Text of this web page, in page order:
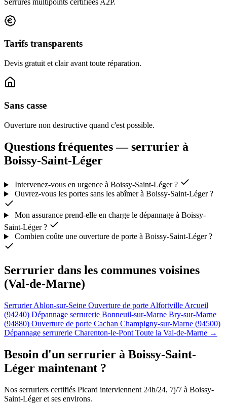
Tarifs transparents
Devis gratuit et clair avant toute réparation.
Sans casse
Ouverture non destructive quand c'est possible.
Questions fréquentes — serrurier à
Boissy-Saint-Léger
Intervenez-vous en urgence à Boissy-Saint-Léger ?
Ouvrez-vous les portes sans les abîmer à Boissy-Saint-Léger ?
Mon assurance prend-elle en charge le dépannage à Boissy-
Saint-Léger ?
Combien coûte une ouverture de porte à Boissy-Saint-Léger ?
Serrurier dans les communes voisines
(Val-de-Marne)
Serrurier Ablon-sur-Seine Ouverture de porte Alfortville Arcueil
(94240) Dépannage serrurerie Bonneuil-sur-Marne Bry-sur-Marne
(94880) Ouverture de porte Cachan Champigny-sur-Marne (94500)
Dépannage serrurerie Charenton-le-Pont Toute la Val-de-Marne →
Besoin d'un serrurier à Boissy-Saint-
Léger maintenant ?
Nos serruriers certifiés Picard interviennent 24h/24, 7j/7 à Boissy-
Saint-Léger et ses environs.